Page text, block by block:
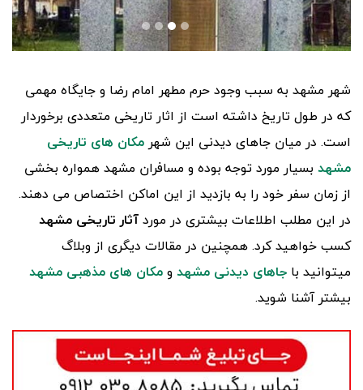
شهر مشهد به سبب وجود حرم مطهر امام رضا و جایگاه مهمی
که در طول تاریخ داشته است از اثار تاریخی متعددی برخوردار
است. در میان جاهای دیدنی این شهرمکان های تاریخی
مشهد بسیار مورد توجه بوده و مسافران مشهد همواره بخشی
از زمان سفر خود را به بازدید از این اماکن اختصاص می دهند.
در این مطلب اطلاعات بیشتری در موردآثار تاریخی مشهد
کسب خواهید کرد. همچنین در مقالات دیگری از وبلاگ
میتوانید با جاهای دیدنی مشهد ومکان های مذهبی مشهد
بیشتر آشنا شوید.